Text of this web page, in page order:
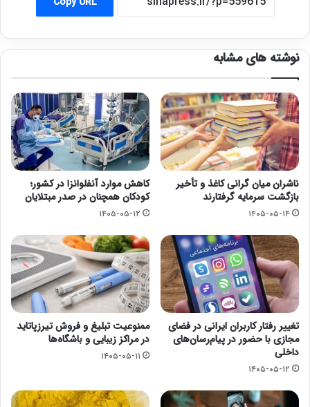
نوشته های مشابه
ناشران میان گرانی کاغذ و تأخیر
بازگشت سرمایه گرفتارند
۱۴۰۵-۰۵-۱۴
کاهش موارد آنفلوانزا در کشور؛
کودکان همچنان در صدر مبتلایان
۱۴۰۵-۰۵-۱۲
تغییر رفتار کاربران ایرانی در فضای
مجازی با حضور در پیام‌رسان‌های
داخلی
۱۴۰۵-۰۵-۱۲
ممنوعیت تبلیغ و فروش تیرزپاتاید
در مراکز زیبایی و باشگاه‌ها
۱۴۰۵-۰۵-۱۱